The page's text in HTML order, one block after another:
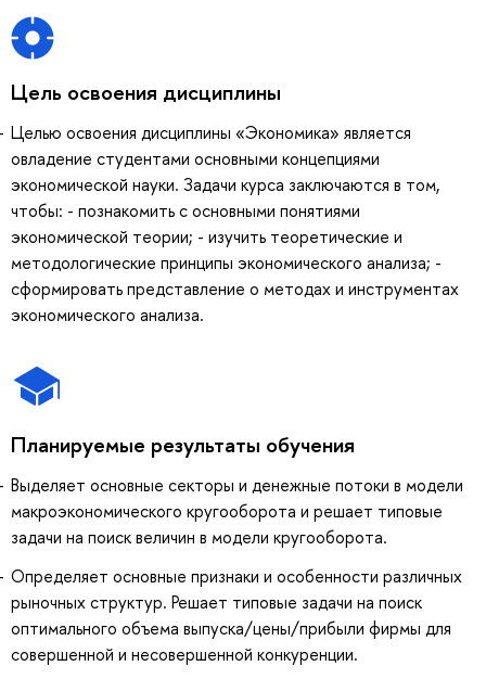
Цель освоения дисциплины
Целью освоения дисциплины «Экономика» является
овладение студентами основными концепциями
экономической науки. Задачи курса заключаются в том,
чтобы: - познакомить с основными понятиями
экономической теории; - изучить теоретические и
методологические принципы экономического анализа; -
сформировать представление о методах и инструментах
экономического анализа.
Планируемые результаты обучения
Выделяет основные секторы и денежные потоки в модели
макроэкономического кругооборота и решает типовые
задачи на поиск величин в модели кругооборота.
Определяет основные признаки и особенности различных
рыночных структур. Решает типовые задачи на поиск
оптимального объема выпуска/цены/прибыли фирмы для
совершенной и несовершенной конкуренции.